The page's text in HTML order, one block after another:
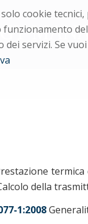
cookie
servizi. Se
della
1:2008